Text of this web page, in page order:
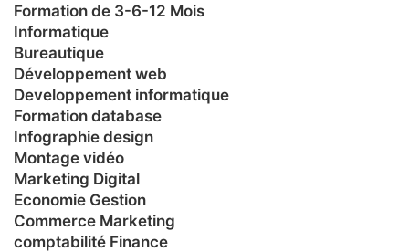
Formation de 3-6-12 Mois
Informatique
Bureautique
Développement web
Developpement informatique
Formation database
Infographie design
Montage vidéo
Marketing Digital
Economie Gestion
Commerce Marketing
comptabilité Finance